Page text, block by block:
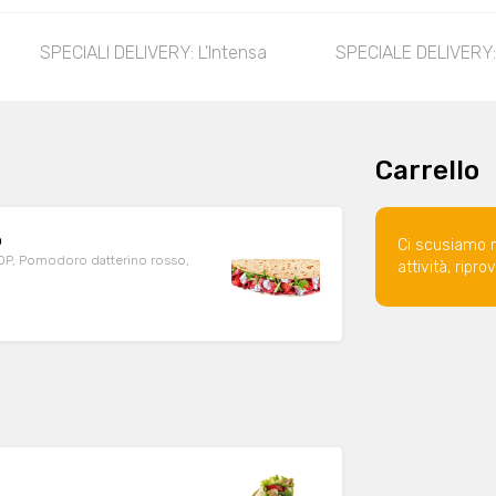
SPECIALI DELIVERY: L'Intensa SPECIALE
Pomodoro datterino rosso,
Carrello
Ci scusiamo
attività,